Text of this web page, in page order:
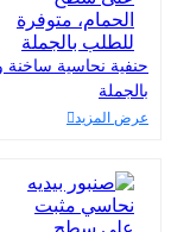
حنفية نحاسية ساخنة
بالجملة
عرض المزيد